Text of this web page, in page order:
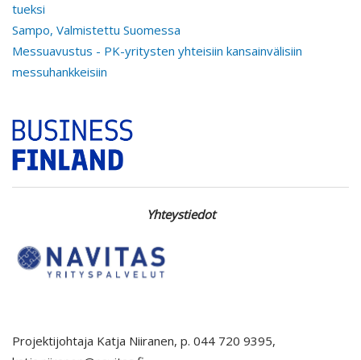
tueksi
Sampo, Valmistettu Suomessa
Messuavustus - PK-yritysten yhteisiin kansainvälisiin
messuhankkeisiin
Yhteystiedot
Projektijohtaja Katja Niiranen, p. 044 720 9395,